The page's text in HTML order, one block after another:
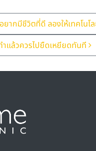
ากมีชีวิตที่ดี ลองให้เทคโนโ
แล้วควรไปยืดเหยียดทันที